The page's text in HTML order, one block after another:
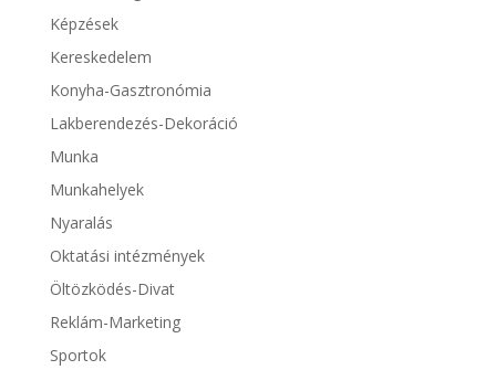
Képzések
Kereskedelem
Konyha-Gasztronómia
Lakberendezés-Dekoráció
Munka
Munkahelyek
Nyaralás
Oktatási intézmények
Öltözködés-Divat
Reklám-Marketing
Sportok